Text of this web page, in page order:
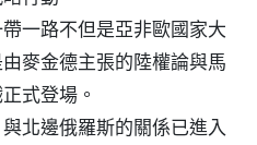
一路不但是亞非歐國家大
麥金德主張的陸權論與馬
式登場。
北邊俄羅斯的關係已進入